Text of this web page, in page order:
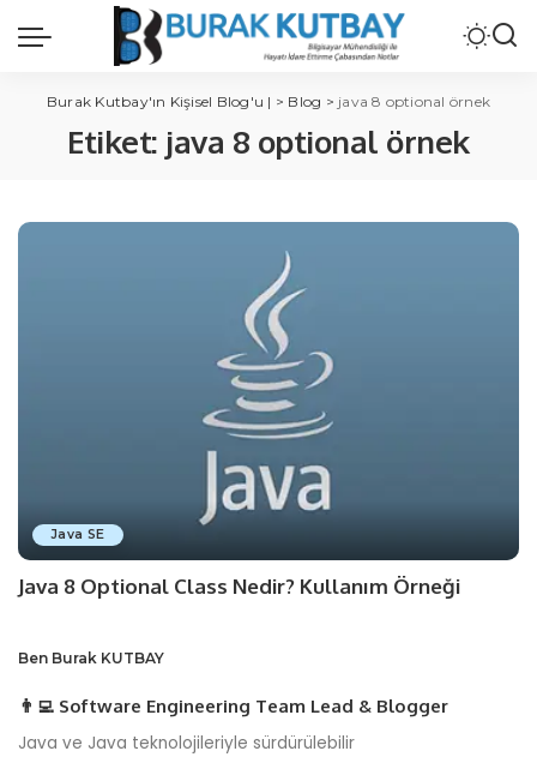
Burak Kutbay'ın Kişisel Blog'u | > Blog > java 8 optional örnek
Etiket: java 8 optional örnek
Java SE
Java 8 Optional Class Nedir? Kullanım Örneği
Ben Burak KUTBAY
👨‍💻 Software Engineering Team Lead & Blogger
Java ve Java teknolojileriyle sürdürülebilir